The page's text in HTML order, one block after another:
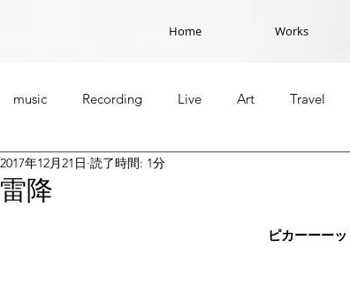
Home Works
music Recording Live Art Travel
雷降
2017年12月21日 読了時間: 1分
ピカーーーッ